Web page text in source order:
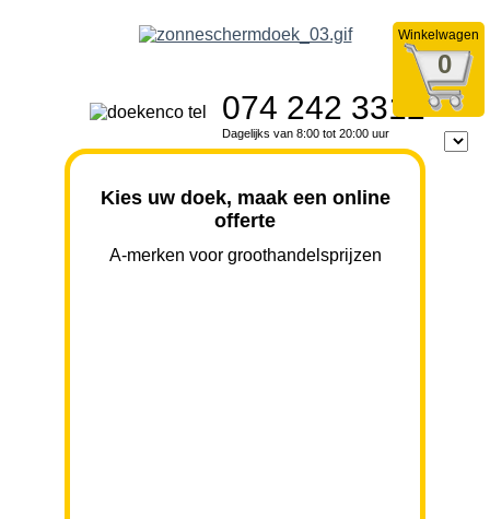
Winkelwagen
0
074 242 3312
Dagelijks van 8:00 tot 20:00 uur
Kies uw doek, maak een online
offerte
A-merken voor groothandelsprijzen